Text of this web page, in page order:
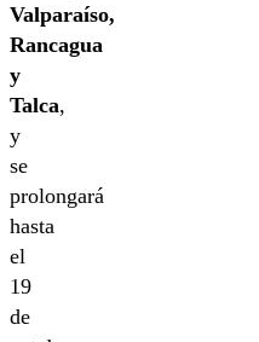
Valparaíso,
Rancagua
y
Talca,
y
se
prolongará
hasta
el
19
de